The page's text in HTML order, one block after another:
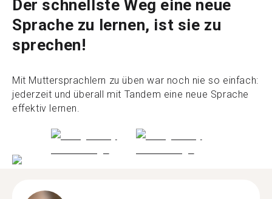
Der schnellste Weg eine neue
Sprache zu lernen, ist sie zu
sprechen!
Mit Muttersprachlern zu üben war noch nie so einfach:
jederzeit und überall mit Tandem eine neue Sprache
effektiv lernen.